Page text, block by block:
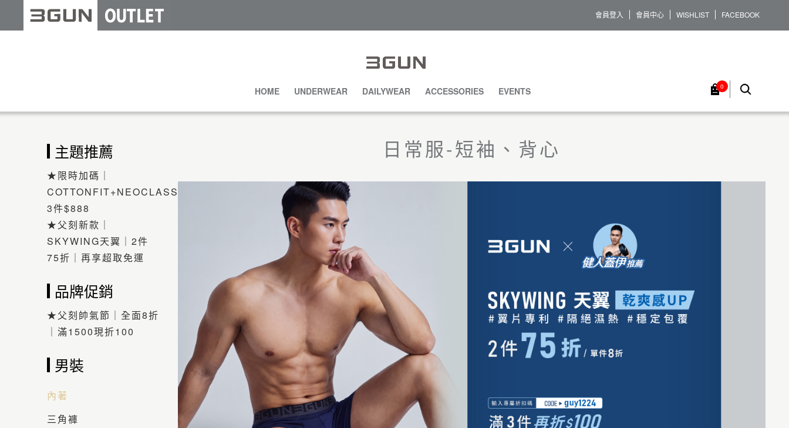
會員登入 會員中心 WISHLIST FACEBOOK
HOME UNDERWEAR DAILYWEAR ACCESSORIES EVENTS 0
主題推薦
★限時加碼｜
COTTONFIT+NEOCLASSIC
3件$888
★父刻新款｜
SKYWING天翼｜2件
75折｜再享超取免運
品牌促銷
★父刻帥氣節｜全面8折
｜滿1500現折100
男裝
內著
三角褲
日常服-短袖、背心